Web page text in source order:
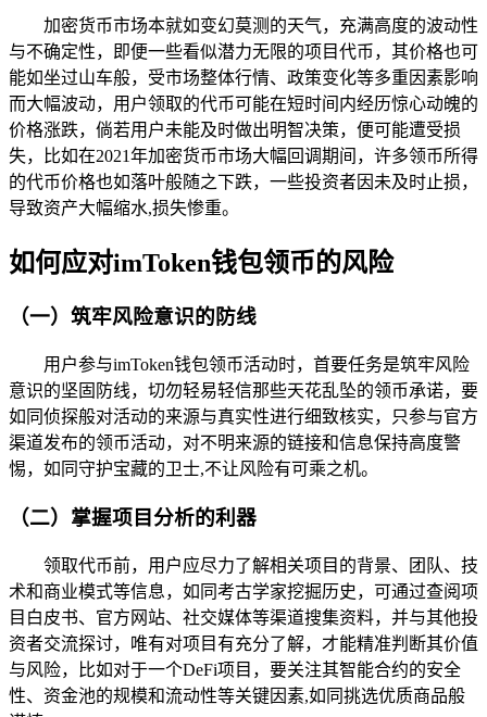
加密货币市场本就如变幻莫测的天气，充满高度的波动性
与不确定性，即便一些看似潜力无限的项目代币，其价格也可
能如坐过山车般，受市场整体行情、政策变化等多重因素影响
而大幅波动，用户领取的代币可能在短时间内经历惊心动魄的
价格涨跌，倘若用户未能及时做出明智决策，便可能遭受损
失，比如在2021年加密货币市场大幅回调期间，许多领币所得
的代币价格也如落叶般随之下跌，一些投资者因未及时止损，
导致资产大幅缩水,损失惨重。
如何应对imToken钱包领币的风险
（一）筑牢风险意识的防线
用户参与imToken钱包领币活动时，首要任务是筑牢风险
意识的坚固防线，切勿轻易轻信那些天花乱坠的领币承诺，要
如同侦探般对活动的来源与真实性进行细致核实，只参与官方
渠道发布的领币活动，对不明来源的链接和信息保持高度警
惕，如同守护宝藏的卫士,不让风险有可乘之机。
（二）掌握项目分析的利器
领取代币前，用户应尽力了解相关项目的背景、团队、技
术和商业模式等信息，如同考古学家挖掘历史，可通过查阅项
目白皮书、官方网站、社交媒体等渠道搜集资料，并与其他投
资者交流探讨，唯有对项目有充分了解，才能精准判断其价值
与风险，比如对于一个DeFi项目，要关注其智能合约的安全
性、资金池的规模和流动性等关键因素,如同挑选优质商品般